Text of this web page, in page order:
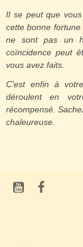
Il se peut que
cette bonne fortune
ne sont pas un
coïncidence peut
vous avez faits.
C'est enfin à
déroulent en
récompensé.
chaleureuse.